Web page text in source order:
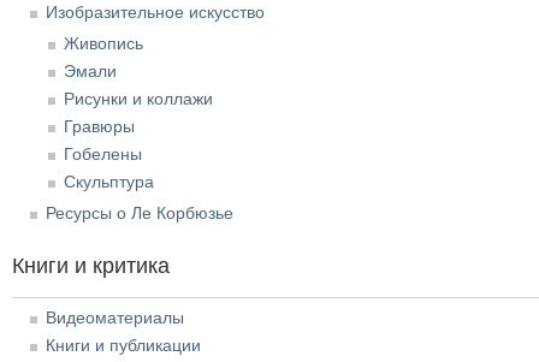
Изобразительное искусство
Живопись
Эмали
Рисунки и коллажи
Гравюры
Гобелены
Скульптура
Ресурсы о Ле Корбюзье
Книги и критика
Видеоматериалы
Книги и публикации